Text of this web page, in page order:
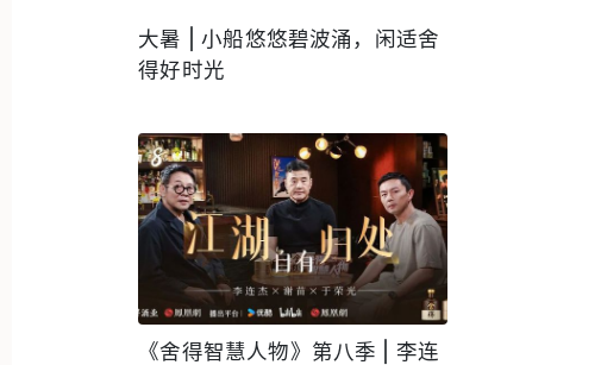
大暑 | 小船悠悠碧波涌，闲适舍
得好时光
《舍得智慧人物》第八季 | 李连